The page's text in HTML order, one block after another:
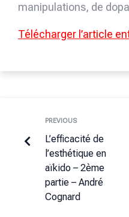
manipulations, de
Télécharger l’article
PREVIOUS
L’efficacité de
l’esthétique en
aïkido – 2ème
partie – André
Cognard